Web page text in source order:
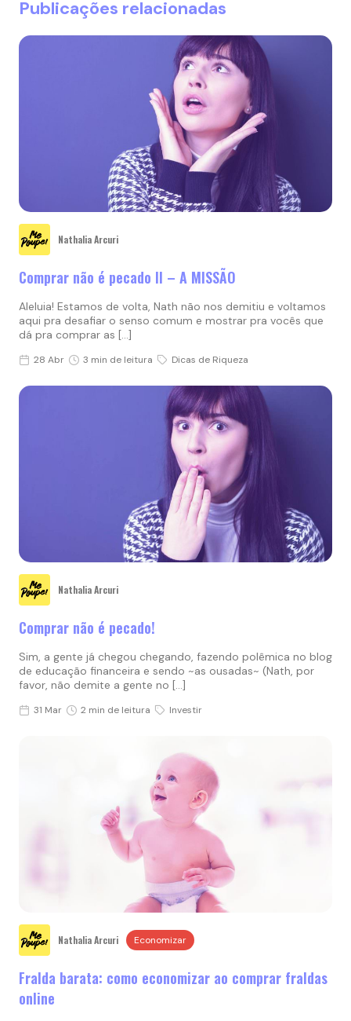
Publicações relacionadas
Nathalia Arcuri
Comprar não é pecado II – A MISSÃO
Aleluia! Estamos de volta, Nath não nos demitiu e voltamos
aqui pra desafiar o senso comum e mostrar pra vocês que
dá pra comprar as […]
28 Abr 3 min de leitura Dicas de Riqueza
Nathalia Arcuri
Comprar não é pecado!
Sim, a gente já chegou chegando, fazendo polêmica no blog
de educação financeira e sendo ~as ousadas~ (Nath, por
favor, não demite a gente no […]
31 Mar 2 min de leitura Investir
Nathalia Arcuri Economizar
Fralda barata: como economizar ao comprar fraldas
online